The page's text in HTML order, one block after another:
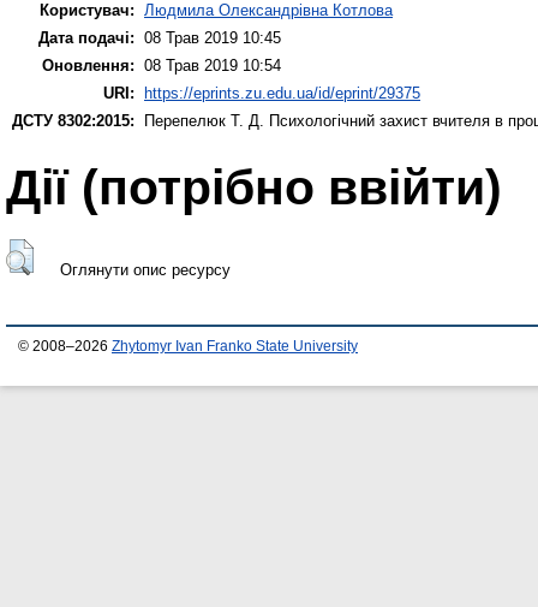
Користувач: Людмила Олександрівна Котлова
Дата подачі: 08 Трав 2019 10:45
Оновлення: 08 Трав 2019 10:54
URI:
https://eprints.zu.edu.ua/id/eprint/29375
ДСТУ 8302:2015:
Перепелюк Т. Д. Психологічний захист вчителя в
Дії ​​(потрібно ввійти)
Оглянути опис ресурсу
© 2008–2026 Zhytomyr Ivan Franko State University